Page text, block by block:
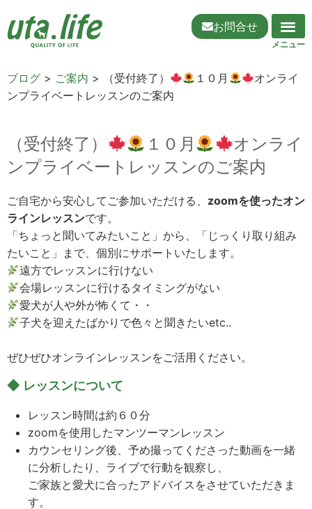
お問合せ
ブログ > ご案内 > （受付終了） １０月
オンライ
ンプライベートレッスンのご案内
（受付終了） １０月
オンライ
ンプライベートレッスンのご案内
ご自宅から安心してご参加いただける、 zoomを使ったオン
ラインレッスンです。
「ちょっと聞いてみたいこと」から、「じっくり取り組み
たいこと」まで、個別にサポートいたします。
遠方でレッスンに行けない
会場レッスンに行けるタイミングがない
愛犬が人や外が怖くて・・
子犬を迎えたばかりで色々と聞きたいetc..
ぜひぜひオンラインレッスンをご活用ください。
◆ レッスンについて
レッスン時間は約６０分
zoomを使用したマンツーマンレッスン
カウンセリング後、予め撮ってくださった動画を一緒
に分析したり、ライブで行動を観察し、
ご家族と愛犬に合ったアドバイスをさせていただきま
す。